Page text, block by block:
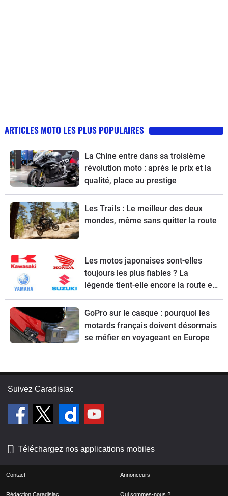
ARTICLES MOTO LES PLUS POPULAIRES
La Chine entre dans sa troisième
révolution moto : après le prix et la
qualité, place au prestige
Les Trails : Le meilleur des deux
mondes, même sans quitter la route
Les motos japonaises sont-elles
toujours les plus fiables ? La
légende tient-elle encore la route en
2026 ?
GoPro sur le casque : pourquoi les
motards français doivent désormais
se méfier en voyageant en Europe
Suivez Caradisiac
Téléchargez nos applications mobiles
Contact Annonceurs
Rédaction Caradisiac Qui sommes-nous ?